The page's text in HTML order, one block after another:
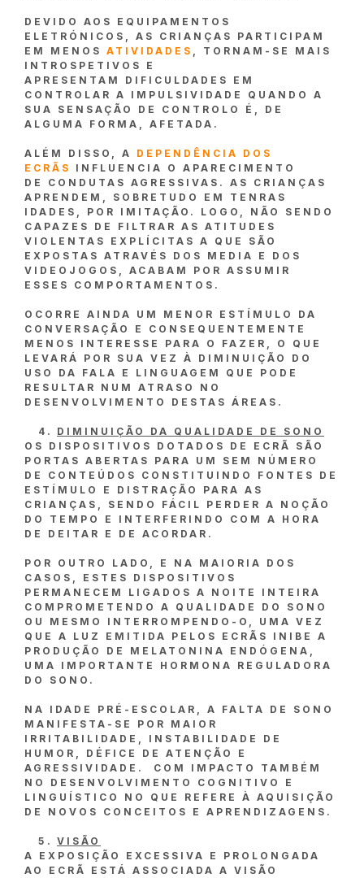
DEVIDO AOS EQUIPAMENTOS
ELETRÓNICOS, AS CRIANÇAS PARTICIPAM
EM MENOS ATIVIDADES , TORNAM-SE MAIS
INTROSPETIVOS E
APRESENTAM DIFICULDADES EM
CONTROLAR A IMPULSIVIDADE QUANDO A
SUA SENSAÇÃO DE CONTROLO É, DE
ALGUMA FORMA, AFETADA.
ALÉM DISSO, A DEPENDÊNCIA DOS
ECRÃS
INFLUENCIA O APARECIMENTO
DE CONDUTAS AGRESSIVAS. AS CRIANÇAS
APRENDEM, SOBRETUDO EM TENRAS
IDADES, POR IMITAÇÃO. LOGO, NÃO SENDO
CAPAZES DE FILTRAR AS ATITUDES
VIOLENTAS EXPLÍCITAS A QUE SÃO
EXPOSTAS ATRAVÉS DOS MEDIA E DOS
VIDEOJOGOS, ACABAM POR ASSUMIR
ESSES COMPORTAMENTOS.
OCORRE AINDA UM MENOR ESTÍMULO DA
CONVERSAÇÃO E CONSEQUENTEMENTE
MENOS INTERESSE PARA O FAZER, O QUE
LEVARÁ POR SUA VEZ À DIMINUIÇÃO DO
USO DA FALA E LINGUAGEM QUE PODE
RESULTAR NUM ATRASO NO
DESENVOLVIMENTO DESTAS ÁREAS.
DIMINUIÇÃO DA QUALIDADE DE SONO
OS DISPOSITIVOS DOTADOS DE ECRÃ SÃO
PORTAS ABERTAS PARA UM SEM NÚMERO
DE CONTEÚDOS CONSTITUINDO FONTES DE
ESTÍMULO E DISTRAÇÃO PARA AS
CRIANÇAS, SENDO FÁCIL PERDER A NOÇÃO
DO TEMPO E INTERFERINDO COM A HORA
DE DEITAR E DE ACORDAR.
POR OUTRO LADO, E NA MAIORIA DOS
CASOS, ESTES DISPOSITIVOS
PERMANECEM LIGADOS A NOITE INTEIRA
COMPROMETENDO A QUALIDADE DO SONO
OU MESMO INTERROMPENDO-O, UMA VEZ
QUE A LUZ EMITIDA PELOS ECRÃS INIBE A
PRODUÇÃO DE MELATONINA ENDÓGENA,
UMA IMPORTANTE HORMONA REGULADORA
DO SONO.
NA IDADE PRÉ-ESCOLAR, A FALTA DE SONO
MANIFESTA-SE POR MAIOR
IRRITABILIDADE, INSTABILIDADE DE
HUMOR, DÉFICE DE ATENÇÃO E
AGRESSIVIDADE. COM IMPACTO TAMBÉM
NO DESENVOLVIMENTO COGNITIVO E
LINGUÍSTICO NO QUE REFERE À AQUISIÇÃO
DE NOVOS CONCEITOS E APRENDIZAGENS.
VISÃO
A EXPOSIÇÃO EXCESSIVA E PROLONGADA
AO ECRÃ ESTÁ ASSOCIADA A VISÃO